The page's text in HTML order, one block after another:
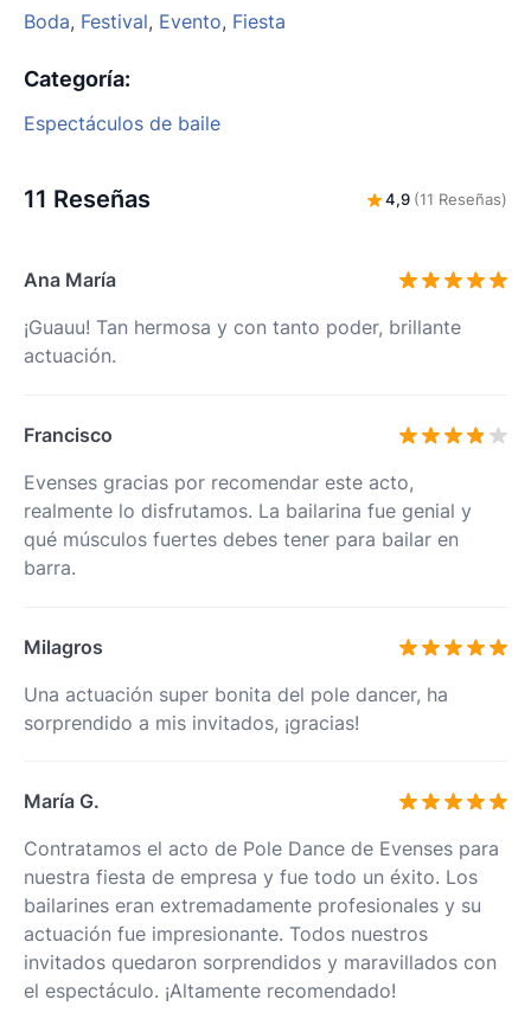
Boda, Festival, Evento, Fiesta
Categoría:
Espectáculos de baile
11 Reseñas 4,9 (11 Reseñas)
Ana María
¡Guauu! Tan hermosa y con tanto poder, brillante
actuación.
Francisco
Evenses gracias por recomendar este acto,
realmente lo disfrutamos. La bailarina fue genial y
qué músculos fuertes debes tener para bailar en
barra.
Milagros
Una actuación super bonita del pole dancer, ha
sorprendido a mis invitados, ¡gracias!
María G.
Contratamos el acto de Pole Dance de Evenses para
nuestra fiesta de empresa y fue todo un éxito. Los
bailarines eran extremadamente profesionales y su
actuación fue impresionante. Todos nuestros
invitados quedaron sorprendidos y maravillados con
el espectáculo. ¡Altamente recomendado!